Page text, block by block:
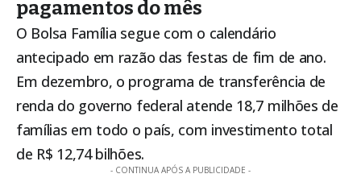
pagamentos do mês
O Bolsa Família segue com o calendário
antecipado em razão das festas de fim de ano.
Em dezembro, o programa de transferência de
renda do governo federal atende 18,7 milhões de
famílias em todo o país, com investimento total
de R$ 12,74 bilhões.
- CONTINUA APÓS A PUBLICIDADE -